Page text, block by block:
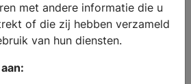
met andere informatie die u
of die zij hebben verzameld
van hun diensten.